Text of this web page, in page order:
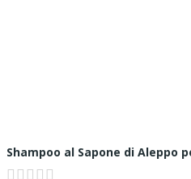
Shampoo al Sapone di Aleppo